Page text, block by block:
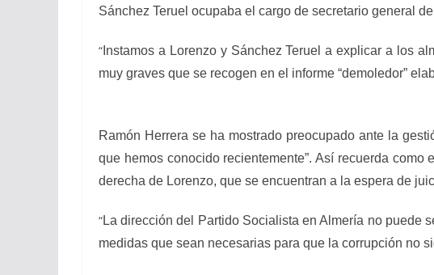
Sánchez Teruel ocupaba el cargo de secretario general
“ Instamos a Lorenzo y Sánchez Teruel a explicar a los
muy graves que se recogen en el informe “demoledor”
Ramón Herrera se ha mostrado preocupado ante la
que hemos conocido recientemente”. Así recuerda
derecha de Lorenzo, que se encuentran a la espera de
“La dirección del Partido Socialista en Almería no puede
medidas que sean necesarias para que la corrupción no